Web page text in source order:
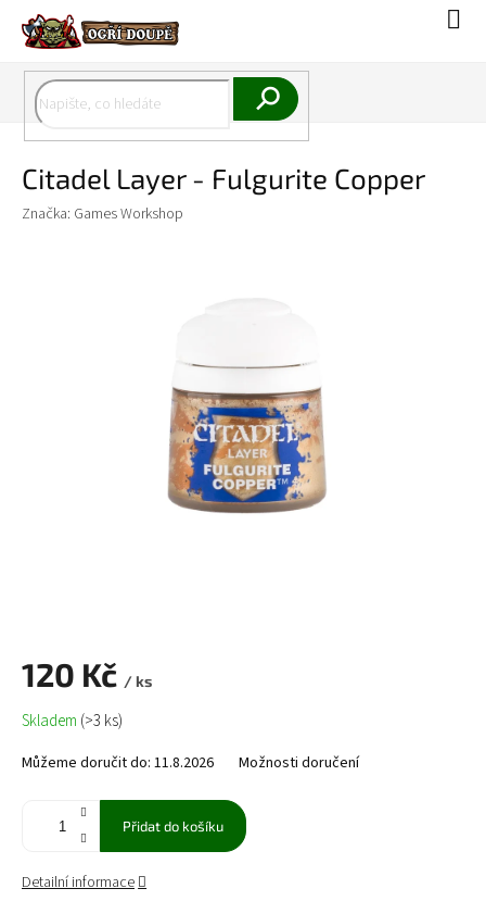
obsah
Citadel Layer - Fulgurite Copper
Značka: Games Workshop
120 Kč / ks
Měrná
cena:
Skladem (>3 ks)
Můžeme doručit do: 11.8.2026 Možnosti doručení
Přidat do košíku
Detailní informace